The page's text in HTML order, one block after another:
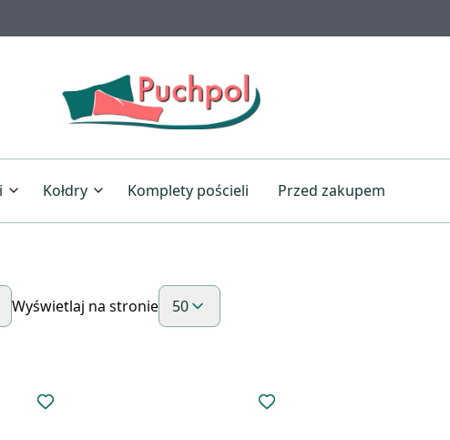
Półpuchowa Silver Syberyjski
Puchowa VIP
Kołdry
Kołdra Puchowa VIP
Kołdra Puchowa Royal
Komplety pościeli Przed zakupem
Wyświetlaj na stronie 50